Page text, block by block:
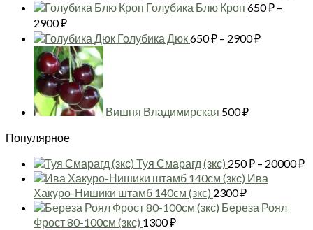
Голубика Блю Кроп 650₽ –
2900₽Диапазон
цен:
650 ₽
–
2900 ₽
Голубика Дюк650₽ – 2900₽Диапазон
Вишня Владимирская 500₽
Популярное
Туя Смарагд (зкс) 250₽ – 20000₽
Ива
Хакуро-Нишики штамб 140см (зкс) 2300₽
Береза Роял
Фрост 80-100см (зкс) 1300₽